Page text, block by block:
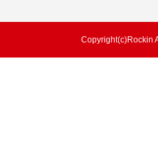
Copyright(c)Rockin